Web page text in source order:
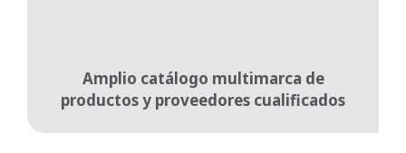
Amplio catálogo multimarca de
productos y proveedores cualificados